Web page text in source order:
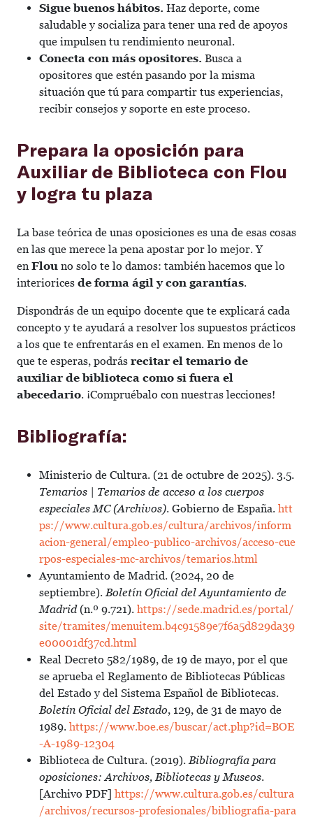
Sigue buenos hábitos. Haz deporte, come
saludable y socializa para tener una red de apoyos
que impulsen tu rendimiento neuronal.
Conecta con más opositores. Busca a
opositores que estén pasando por la misma
situación que tú para compartir tus experiencias,
recibir consejos y soporte en este proceso.
Prepara la oposición para
Auxiliar de Biblioteca con Flou
y logra tu plaza
La base teórica de unas oposiciones es una de esas cosas
en las que merece la pena apostar por lo mejor. Y
en Flou no solo te lo damos: también hacemos que lo
interiorices de forma ágil y con garantías.
Dispondrás de un equipo docente que te explicará cada
concepto y te ayudará a resolver los supuestos prácticos
a los que te enfrentarás en el examen. En menos de lo
que te esperas, podrás recitar el temario de
auxiliar de biblioteca como si fuera el
abecedario. ¡Compruébalo con nuestras lecciones!
Bibliografía:
Ministerio de Cultura. (21 de octubre de 2025). 3.5.
Temarios | Temarios de acceso a los cuerpos
especiales MC (Archivos). Gobierno de España. htt
ps://www.cultura.gob.es/cultura/archivos/inform
acion-general/empleo-publico-archivos/acceso-cue
rpos-especiales-mc-archivos/temarios.html
Ayuntamiento de Madrid. (2024, 20 de
septiembre).Boletín Oficial del Ayuntamiento de
Madrid(n.º 9.721). https://sede.madrid.es/portal/
site/tramites/menuitem.b4c91589e7f6a5d829da39
e00001df37cd.html
Real Decreto 582/1989, de 19 de mayo, por el que
se aprueba el Reglamento de Bibliotecas Públicas
del Estado y del Sistema Español de Bibliotecas.
Boletín Oficial del Estado, 129, de 31 de mayo de
1989. https://www.boe.es/buscar/act.php?id=BOE
-A-1989-12304
Biblioteca de Cultura. (2019).Bibliografía para
oposiciones: Archivos, Bibliotecas y Museos.
[Archivo PDF] https://www.cultura.gob.es/cultura
/archivos/recursos-profesionales/bibliografia-para